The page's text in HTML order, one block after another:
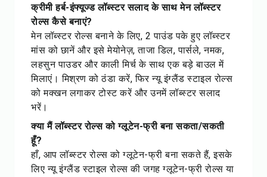
क्रीमी हर्ब-इंफ्यूज्ड लॉब्स्टर सलाद के साथ मेन लॉब्स्टर
रोल्स कैसे बनाएं?
मेन लॉब्स्टर रोल्स बनाने के लिए, 2 पाउंड पके हुए लॉब्स्टर
मांस को छानें और इसे मेयोनेज़, ताजा डिल, पार्सले, नमक,
लहसुन पाउडर और काली मिर्च के साथ एक बड़े बाउल में
मिलाएं। मिश्रण को ठंडा करें, फिर न्यू इंग्लैंड स्टाइल रोल्स
को मक्खन लगाकर टोस्ट करें और उनमें लॉब्स्टर सलाद
भरें।
क्या मैं लॉब्स्टर रोल्स को ग्लूटेन-फ्री बना सकता/सकती
हूँ?
हाँ, आप लॉब्स्टर रोल्स को ग्लूटेन-फ्री बना सकते हैं, इसके
लिए न्यू इंग्लैंड स्टाइल रोल्स की जगह ग्लूटेन-फ्री रोल्स या